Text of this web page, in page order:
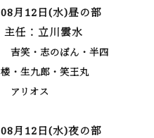
08月12日(水)昼の部
主任：立川雲水
吉笑・志のぽん・半四
楼・生九郎・笑王丸
アリオス
08月12日(水)夜の部